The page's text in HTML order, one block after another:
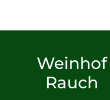
Weinhof
Rauch